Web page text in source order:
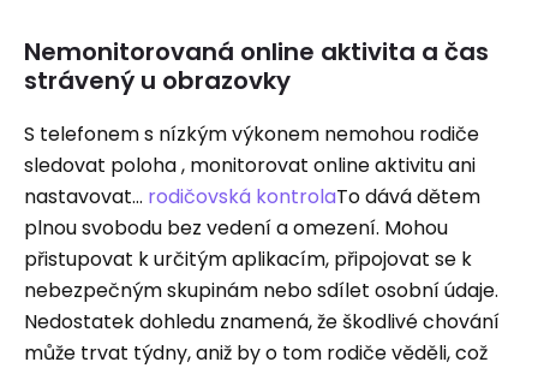
Nemonitorovaná online aktivita a čas
strávený u obrazovky
S telefonem s nízkým výkonem nemohou rodiče
sledovat poloha , monitorovat online aktivitu ani
nastavovat... rodičovská kontrolaTo dává dětem
plnou svobodu bez vedení a omezení. Mohou
přistupovat k určitým aplikacím, připojovat se k
nebezpečným skupinám nebo sdílet osobní údaje.
Nedostatek dohledu znamená, že škodlivé chování
může trvat týdny, aniž by o tom rodiče věděli, což